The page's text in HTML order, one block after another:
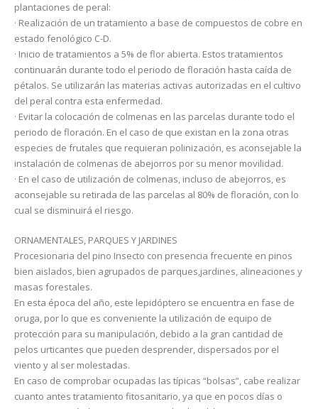
plantaciones de peral:
· Realización de un tratamiento a base de compuestos de cobre en
estado fenológico C-D.
· Inicio de tratamientos a 5% de flor abierta. Estos tratamientos
continuarán durante todo el periodo de floración hasta caída de
pétalos. Se utilizarán las materias activas autorizadas en el cultivo
del peral contra esta enfermedad.
· Evitar la colocación de colmenas en las parcelas durante todo el
periodo de floración. En el caso de que existan en la zona otras
especies de frutales que requieran polinización, es aconsejable la
instalación de colmenas de abejorros por su menor movilidad.
· En el caso de utilización de colmenas, incluso de abejorros, es
aconsejable su retirada de las parcelas al 80% de floración, con lo
cual se disminuirá el riesgo.
ORNAMENTALES, PARQUES Y JARDINES
Procesionaria del pino Insecto con presencia frecuente en pinos
bien aislados, bien agrupados de parques,jardines, alineaciones y
masas forestales.
En esta época del año, este lepidóptero se encuentra en fase de
oruga, por lo que es conveniente la utilización de equipo de
protección para su manipulación, debido a la gran cantidad de
pelos urticantes que pueden desprender, dispersados por el
viento y al ser molestadas.
En caso de comprobar ocupadas las típicas “bolsas”, cabe realizar
cuanto antes tratamiento fitosanitario, ya que en pocos días o